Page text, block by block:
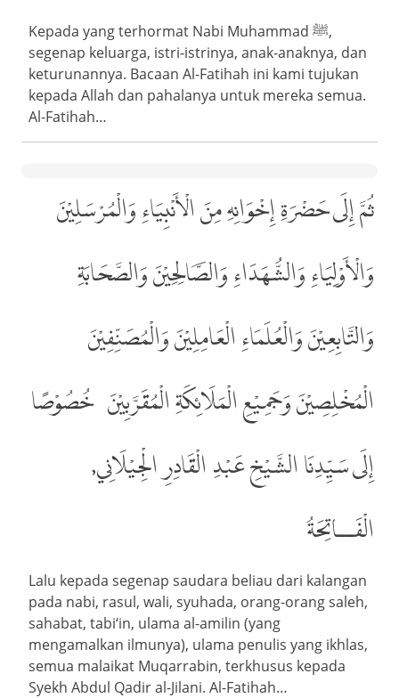
Kepada yang terhormat Nabi Muhammad ﷺ,
segenap keluarga, istri-istrinya, anak-anaknya, dan
keturunannya. Bacaan Al-Fatihah ini kami tujukan
kepada Allah dan pahalanya untuk mereka semua.
Al-Fatihah…
ثُمَّ إِلَى حَضْرَةِ إِخْوَانِهِ مِنَ الْأَنْبِيَاءِ وَالْمُرْسَلِيْنَ
وَالْأَوْلِيَاءِ وَالشُّهَدَاءِ وَالصَّالِحِيْنَ وَالصَّحَابَةِ
وَالتَّابِعِيْنَ وَالْعُلَمَاءِ الْعَامِلِيْنَ وَالْمُصَنِّفِيْنَ
الْمُخْلِصِيْنَ وَجَمِيْعِ الْمَلَائِكَةِ الْمُقَرَّبِيْنَ، خُصُوْصًا
إِلَى سَيِّدِنَا الشَّيْخِ عَبْدِ الْقَادِرِ الْجِيْلَانِي,
الْفَــاتِحَةُ
Lalu kepada segenap saudara beliau dari kalangan
pada nabi, rasul, wali, syuhada, orang-orang saleh,
sahabat, tabi‘in, ulama al-amilin (yang
mengamalkan ilmunya), ulama penulis yang ikhlas,
semua malaikat Muqarrabin, terkhusus kepada
Syekh Abdul Qadir al-Jilani. Al-Fatihah…